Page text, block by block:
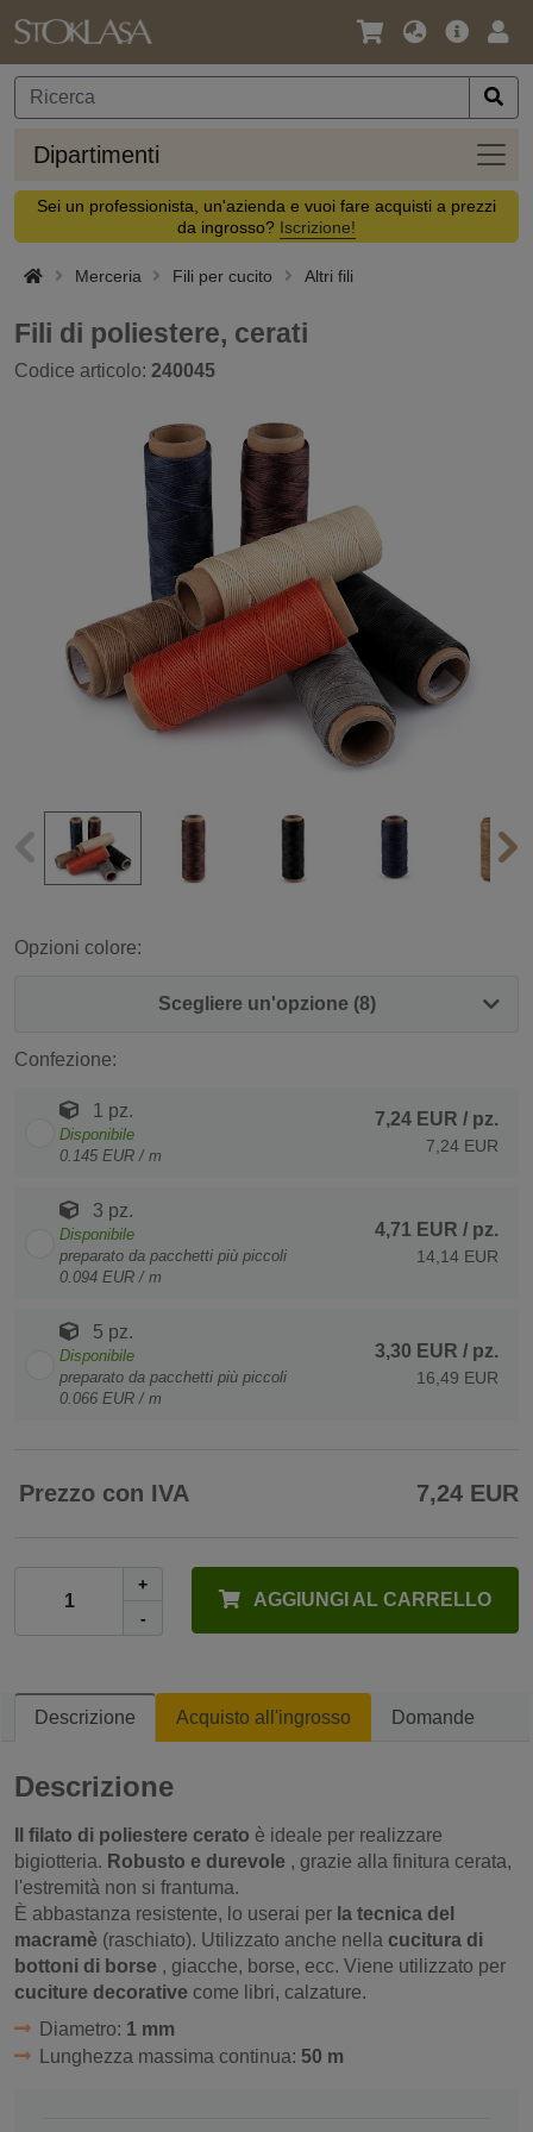
Lingua
Valuta
Offerta
Dipartimenti
Sei un professionista, un'azienda e vuoi fare acquisti a prezzi
da ingrosso? Iscrizione!
Merceria Fili per cucito Altri fili
Fili di poliestere, cerati
Codice articolo: 240045
Opzioni colore:
Scegliere un'opzione (8)
Confezione:
1 pz.
Disponibile
0.145 EUR / m
7,24 EUR / pz.
7,24 EUR
3 pz.
Disponibile
preparato da pacchetti più piccoli
0.094 EUR / m
4,71 EUR / pz.
14,14 EUR
5 pz.
Disponibile
preparato da pacchetti più piccoli
0.066 EUR / m
3,30 EUR / pz.
16,49 EUR
Prezzo con IVA 7,24 EUR
+
-
AGGIUNGI AL CARRELLO
Descrizione Acquisto all'ingrosso Domande
Descrizione
Il filato di poliestere cerato è ideale per realizzare
bigiotteria. Robusto e durevole , grazie alla finitura cerata,
l'estremità non si frantuma.
È abbastanza resistente, lo userai per la tecnica del
macramè (raschiato). Utilizzato anche nella cucitura di
bottoni di borse , giacche, borse, ecc. Viene utilizzato per
cuciture decorative come libri, calzature.
Diametro: 1 mm
Lunghezza massima continua: 50 m